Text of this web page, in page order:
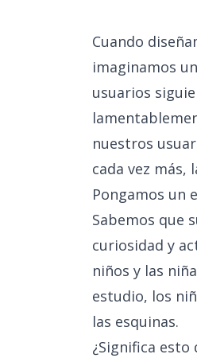
Cuando
imaginamos
usuarios
nuestros
cada vez más,
Pongamos un
Sabemos que
curiosidad y
niños y las
estudio, los
las esquinas.
¿Significa